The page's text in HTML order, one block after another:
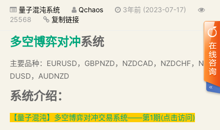
量子混沌系统 Qchaos
3年前 (2023-07-17)
25568
复制链接
多空博弈对冲系统
主要品种：EURUSD，GBPNZD，NZDCAD，NZDCHF，NZ
DUSD，AUDNZD
系统介绍：
【量子混沌】多空博弈对冲交易系统——第1期(点击访问)